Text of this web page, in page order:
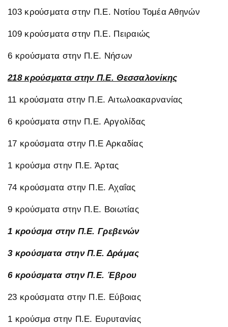
103 κρούσματα στην Π.Ε. Νοτίου Τομέα Αθηνών
109 κρούσματα στην Π.Ε. Πειραιώς
6 κρούσματα στην Π.Ε. Νήσων
218 κρούσματα στην Π.Ε. Θεσσαλονίκης
11 κρούσματα στην Π.Ε. Αιτωλοακαρνανίας
6 κρούσματα στην Π.Ε. Αργολίδας
17 κρούσματα στην Π.Ε Αρκαδίας
1 κρούσμα στην Π.Ε. Άρτας
74 κρούσματα στην Π.Ε. Αχαΐας
9 κρούσματα στην Π.Ε. Βοιωτίας
1 κρούσμα στην Π.Ε. Γρεβενών
3 κρούσματα στην Π.Ε. Δράμας
6 κρούσματα στην Π.Ε. Έβρου
23 κρούσματα στην Π.Ε. Εύβοιας
1 κρούσμα στην Π.Ε. Ευρυτανίας